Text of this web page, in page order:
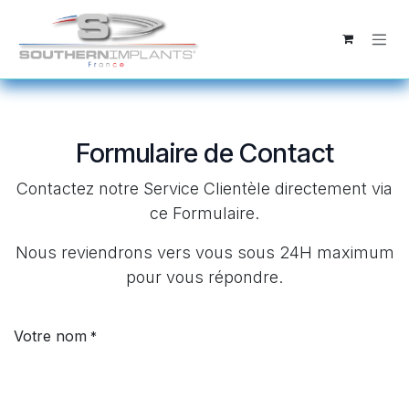
Se rendre au contenu
Formulaire de Contact
Contactez notre Service Clientèle directement via
ce Formulaire.
Nous reviendrons vers vous sous 24H maximum
pour vous répondre.
Votre nom *